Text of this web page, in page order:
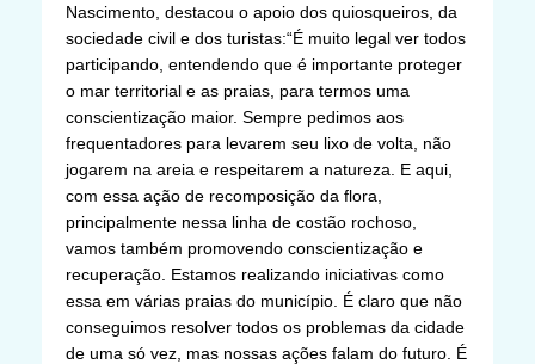
Nascimento, destacou o apoio dos quiosqueiros, da
sociedade civil e dos turistas:“É muito legal ver todos
participando, entendendo que é importante proteger
o mar territorial e as praias, para termos uma
conscientização maior. Sempre pedimos aos
frequentadores para levarem seu lixo de volta, não
jogarem na areia e respeitarem a natureza. E aqui,
com essa ação de recomposição da flora,
principalmente nessa linha de costão rochoso,
vamos também promovendo conscientização e
recuperação. Estamos realizando iniciativas como
essa em várias praias do município. É claro que não
conseguimos resolver todos os problemas da cidade
de uma só vez, mas nossas ações falam do futuro. É